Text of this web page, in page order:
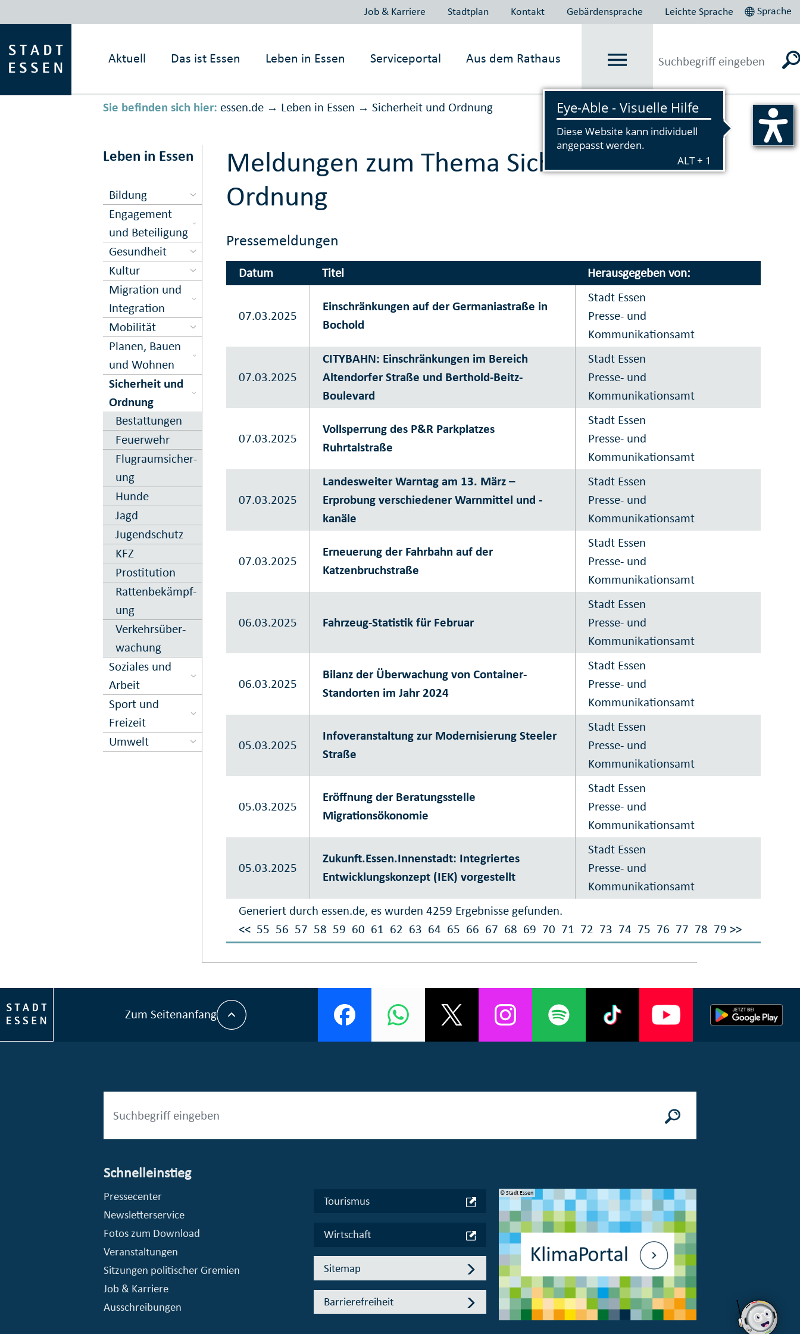
Job & Karriere Stadtplan Kontakt Gebärdensprache Leichte Sprache Sprache
Aktuell Das ist Essen Leben in Essen Serviceportal Aus dem Rathaus
Sie befinden sich hier: essen.de → Leben in Essen → Sicher­heit und Ord­nung Vorlesen
Leben in Essen
Bildung
Engagement
und Beteiligung
Gesundheit
Kultur
Migration und
Inte­gration
Mobilität
Planen, Bauen
und Wohnen
Sicher­heit und
Ord­nung
Bestattungen
Feuer­wehr
Flugraum­sicher­
ung
Hunde
Jagd
Jugend­schutz
KFZ
Prostitution
Ratten­be­kämpf­
ung
Verkehrs­über­
wachung
Soziales und
Arbeit
Sport und
Freizeit
Umwelt
Meldungen zum Thema Sicherheit und
Ordnung
Pressemeldungen
Datum Titel Herausgegeben von:
Generiert durch essen.de, es wurden 4259 Ergebnisse gefunden.
<< 55 56 57 58 59 60 61 62 63 64 65 66 67 68 69 70 71 72 73 74 75 76 77 78 79 >>
07.03.2025
Einschränkungen auf der Germaniastraße in
Bochold
Stadt Essen
Presse- und
Kommunikationsamt
07.03.2025
CITYBAHN: Einschränkungen im Bereich
Altendorfer Straße und Berthold-Beitz-
Boulevard
Stadt Essen
Presse- und
Kommunikationsamt
07.03.2025
Vollsperrung des P&R Parkplatzes
Ruhrtalstraße
Stadt Essen
Presse- und
Kommunikationsamt
07.03.2025
Landesweiter Warntag am 13. März –
Erprobung verschiedener Warnmittel und -
kanäle
Stadt Essen
Presse- und
Kommunikationsamt
07.03.2025
Erneuerung der Fahrbahn auf der
Katzenbruchstraße
Stadt Essen
Presse- und
Kommunikationsamt
06.03.2025 Fahrzeug-Statistik für Februar
Stadt Essen
Presse- und
Kommunikationsamt
06.03.2025
Bilanz der Überwachung von Container-
Standorten im Jahr 2024
Stadt Essen
Presse- und
Kommunikationsamt
05.03.2025
Infoveranstaltung zur Modernisierung Steeler
Straße
Stadt Essen
Presse- und
Kommunikationsamt
05.03.2025
Eröffnung der Beratungsstelle
Migrationsökonomie
Stadt Essen
Presse- und
Kommunikationsamt
05.03.2025
Zukunft.Essen.Innenstadt: Integriertes
Entwicklungskonzept (IEK) vorgestellt
Stadt Essen
Presse- und
Kommunikationsamt
Zum Seitenanfang
Schnelleinstieg
Pressecenter
Newsletterservice
Fotos zum Download
Veranstaltungen
Sitzungen politischer Gremien
Job & Karriere
Ausschreibungen
Tourismus
Wirtschaft
Sitemap
Barrierefreiheit
© Stadt Essen, Presse- und Kommunikationsamt © Stadt Essen